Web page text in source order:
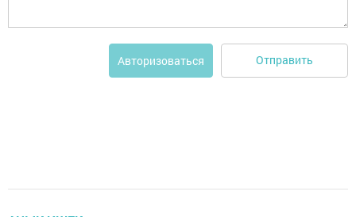
Авторизоваться Отправить